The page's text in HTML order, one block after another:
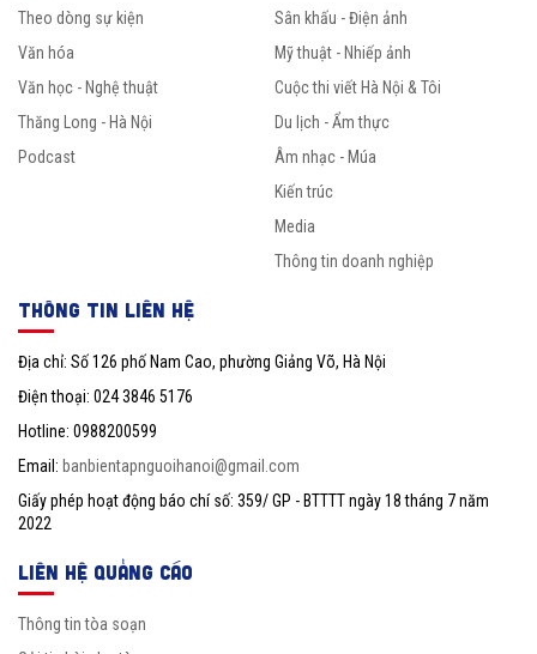
Theo dòng sự kiện
Văn hóa
Văn học - Nghệ thuật
Thăng Long - Hà Nội
Podcast
Sân khấu - Điện ảnh
Mỹ thuật - Nhiếp ảnh
Cuộc thi viết Hà Nội & Tôi
Du lịch - Ẩm thực
Âm nhạc - Múa
Kiến trúc
Media
Thông tin doanh nghiệp
THÔNG TIN LIÊN HỆ
Địa chỉ: Số 126 phố Nam Cao, phường Giảng Võ, Hà Nội
Điện thoại: 024 3846 5176
Hotline: 0988200599
Email: banbientapnguoihanoi@gmail.com
Giấy phép hoạt động báo chí số: 359/ GP - BTTTT ngày 18 tháng 7 năm
2022
LIÊN HỆ QUẢNG CÁO
Thông tin tòa soạn